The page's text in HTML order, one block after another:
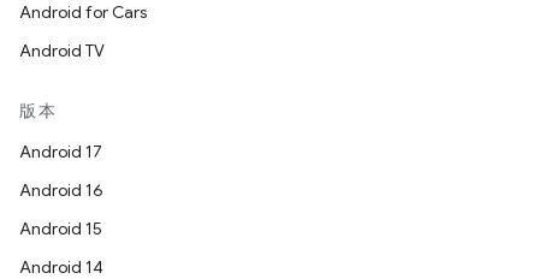
Android for Cars
Android TV
版本
Android 17
Android 16
Android 15
Android 14